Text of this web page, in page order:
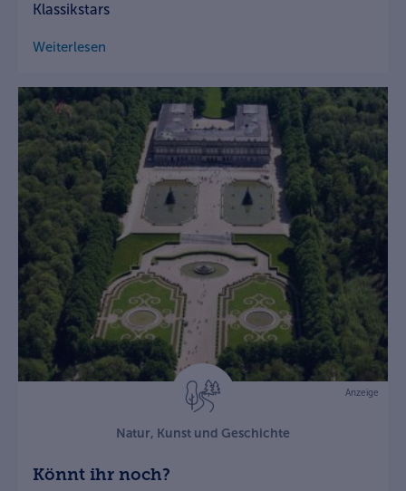
Klassikstars
Weiterlesen
Anzeige
Natur, Kunst und Geschichte
Könnt ihr noch?